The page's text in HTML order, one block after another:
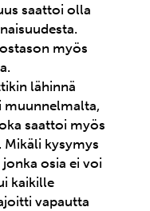
saattoi olla
myös
lähinnä
muunnelmalta,
saattoi myös
Mikäli kysymys
osia ei voi
kaikille
vapautta